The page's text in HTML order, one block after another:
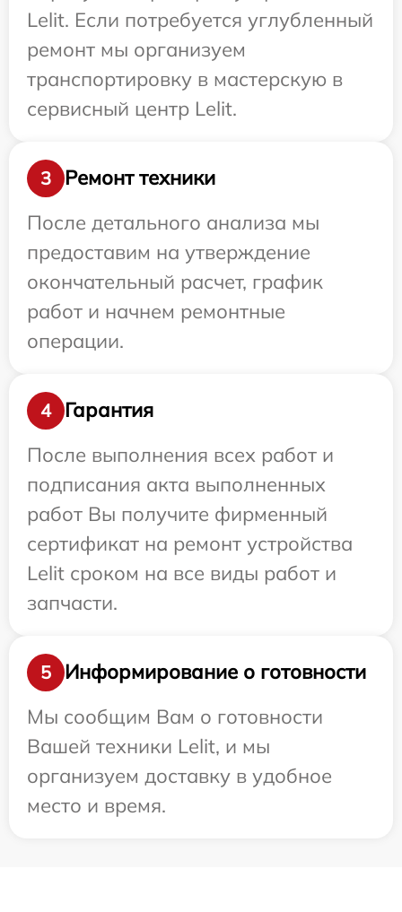
Lelit. Если потребуется углубленный
ремонт мы организуем
транспортировку в мастерскую в
сервисный центр Lelit.
3
Ремонт техники
После детального анализа мы
предоставим на утверждение
окончательный расчет, график
работ и начнем ремонтные
операции.
4
Гарантия
После выполнения всех работ и
подписания акта выполненных
работ Вы получите фирменный
сертификат на ремонт устройства
Lelit сроком на все виды работ и
запчасти.
5
Информирование о готовности
Мы сообщим Вам о готовности
Вашей техники Lelit, и мы
организуем доставку в удобное
место и время.